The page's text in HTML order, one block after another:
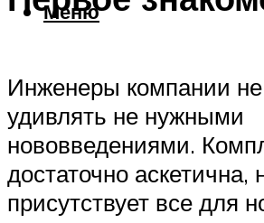
Меню
Инженеры компании не
удивлять не нужными
нововведениями.
достаточно аскетична,
присутствует все для